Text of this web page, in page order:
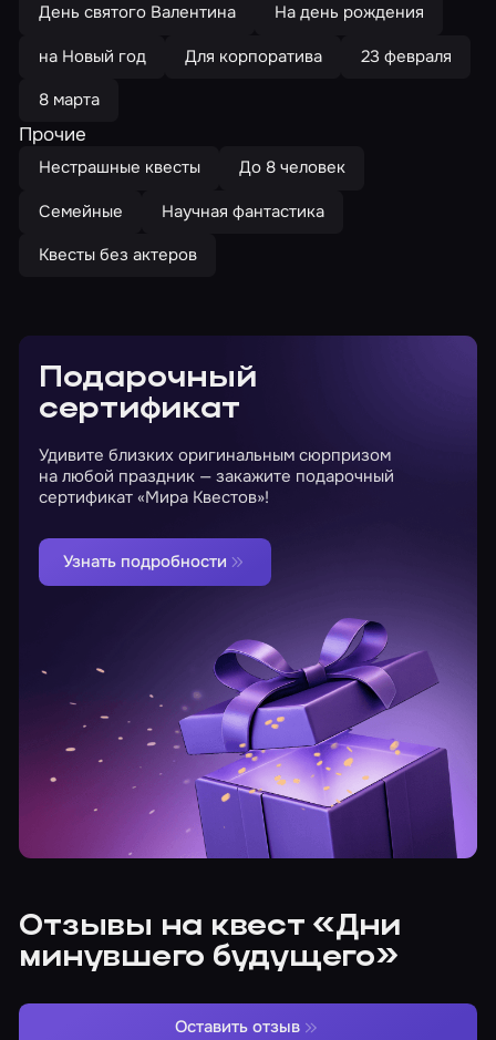
День святого Валентина
На день рождения
на Новый год
Для корпоратива
23 февраля
8 марта
Прочие
Нестрашные квесты
До 8 человек
Семейные
Научная фантастика
Квесты без актеров
Подарочный
сертификат
Удивите близких оригинальным сюрпризом
на любой праздник — закажите подарочный
сертификат «Мира Квестов»!
Узнать подробности
Отзывы на квест «Дни
минувшего будущего»
Оставить отзыв